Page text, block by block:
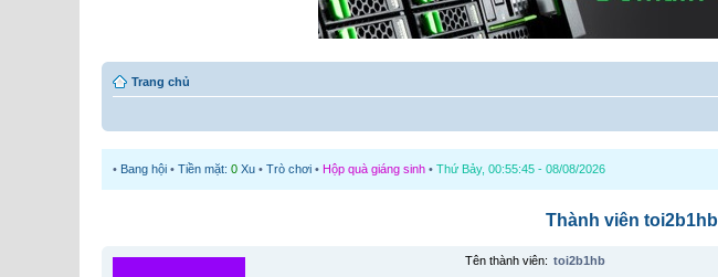
Trang chủ
• Bang hội • Tiền mặt: 0 Xu • Trò chơi • Hộp quà giáng sinh • Thứ Bảy, 00:55:45 - 08/08/2026
Thành viên toi2b1hb
Tên thành viên: toi2b1hb